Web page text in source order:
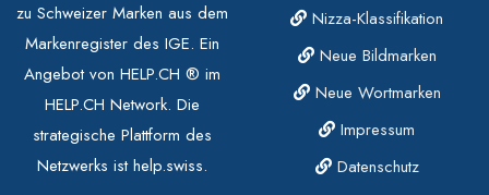
zu Schweizer Marken aus dem
Markenregister des IGE. Ein
Angebot von HELP.CH ® im
HELP.CH Network. Die
strategische Plattform des
Netzwerks ist help.swiss.
Nizza-Klassifikation
Neue Bildmarken
Neue Wortmarken
Impressum
Datenschutz